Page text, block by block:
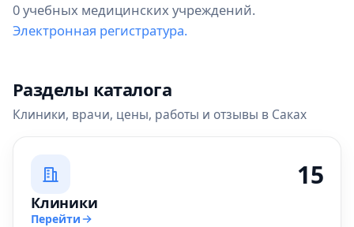
0 учебных медицинских учреждений.
Электронная регистратура.
Разделы каталога
Клиники, врачи, цены, работы и отзывы в Саках
15
Клиники
Перейти